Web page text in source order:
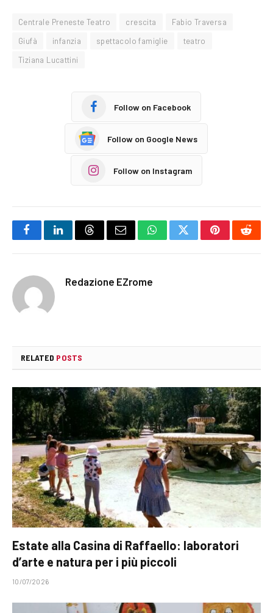
Centrale Preneste Teatro crescita
Fabio Traversa
Giufà
infanzia spettacolo famiglie
teatro
Tiziana Lucattini
Follow on Facebook
Follow on Google News
Follow on Instagram
FacebookLinkedInThreadsEmail WhatsAppTwitterPinterest
Redazione EZrome
RELATED POSTS
Estate alla Casina di Raffaello: laboratori
d’arte e natura per i più piccoli
10/07/2026